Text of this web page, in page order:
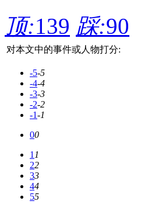
顶:139 踩:90
对本文中的事件或人物打分:
-5-5
-4-4
-3-3
-2-2
-1-1
00
11
22
33
44
55